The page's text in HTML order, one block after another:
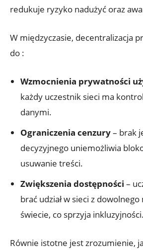
redukuje ryzyko⁢ nadużyć oraz⁢
W międzyczasie, ⁣decentralizacja
do ⁢:
Wzmocnienia prywatności
każdy uczestnik‌ sieci ⁣ma
danymi.
Ograniczenia cenzury– ​brak
decyzyjnego uniemożliwia⁣
usuwanie treści.
Zwiększenia dostępności –
brać udział ⁣w ⁢sieci z ​dowolnego
świecie, co sprzyja inkluzyjności.
Równie istotne ‍jest ‌zrozumienie,⁤